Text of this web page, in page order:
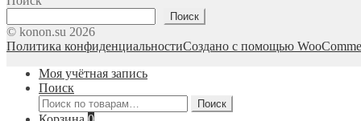
Поиск
© konon.su 2026
Политика конфиденциальностиСоздано с помощью
Моя учётная запись
Поиск
Искать:
Поиск